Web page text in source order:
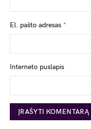
El. pašto adresas *
Interneto puslapis